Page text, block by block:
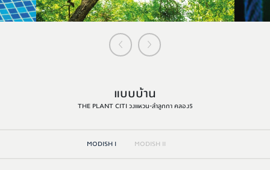
แบบบ้าน
THE PLANT CITI วงแหวน-ลำลูกกา คลอง5
MODISH I MODISH II